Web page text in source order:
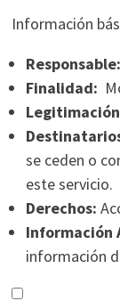
Información
Responsable:
Finalidad:
se ceden o
este servicio.
Derechos:
Información
información